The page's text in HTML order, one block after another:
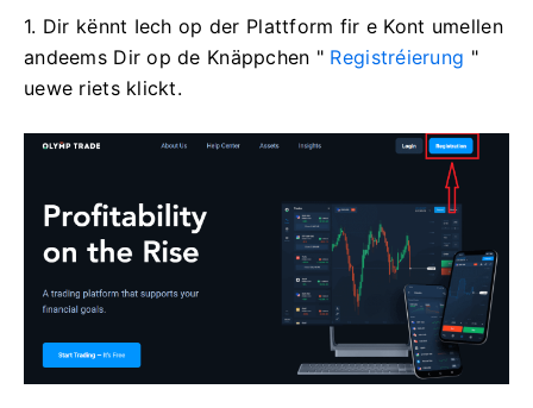
1. Dir kënnt Iech op der Plattform fir e Kont umellen
andeems Dir op de Knäppchen " Registréierung "
uewe riets klickt.